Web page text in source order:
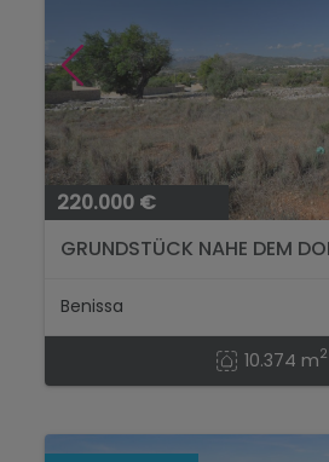
220.000 €
GRUNDSTÜCK NAHE DEM
Benissa
10.374 m2